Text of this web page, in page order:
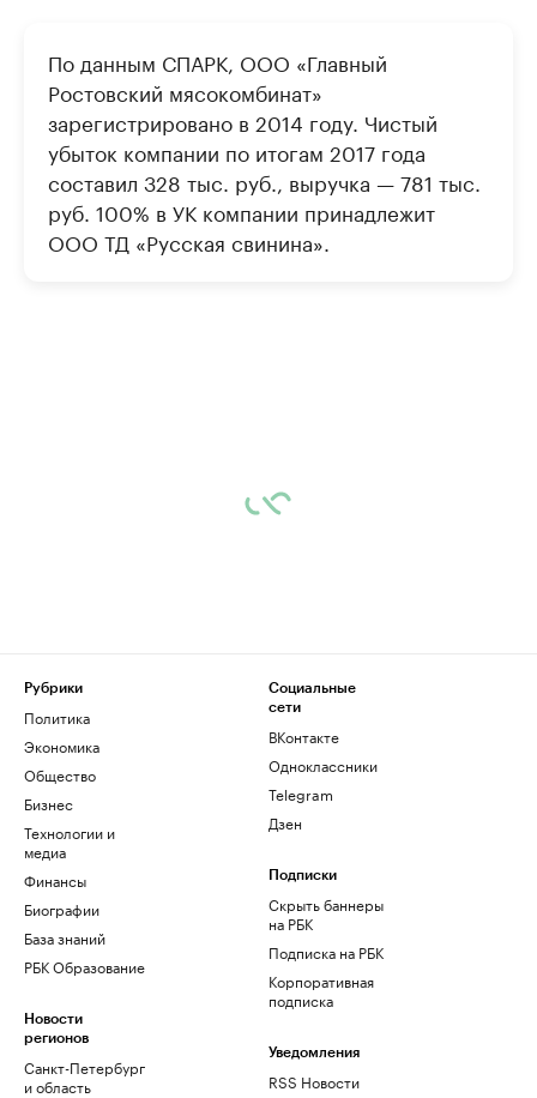
По данным СПАРК, ООО «Главный
Ростовский мясокомбинат»
зарегистрировано в 2014 году. Чистый
убыток компании по итогам 2017 года
составил 328 тыс. руб., выручка — 781 тыс.
руб. 100% в УК компании принадлежит
ООО ТД «Русская свинина».
Рубрики
Политика
Экономика
Общество
Бизнес
Технологии и
медиа
Финансы
Биографии
База знаний
РБК Образование
Новости
регионов
Санкт-Петербург
и область
Социальные
сети
ВКонтакте
Одноклассники
Telegram
Дзен
Подписки
Скрыть баннеры
на РБК
Подписка на РБК
Корпоративная
подписка
Уведомления
RSS Новости